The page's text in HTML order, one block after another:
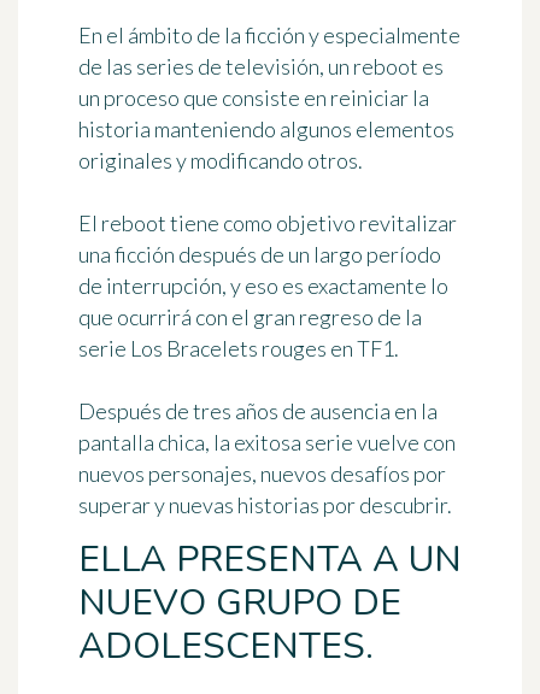
En el ámbito de la ficción y especialmente
de las series de televisión, un reboot es
un proceso que consiste en reiniciar la
historia manteniendo algunos elementos
originales y modificando otros.
El reboot tiene como objetivo revitalizar
una ficción después de un largo período
de interrupción, y eso es exactamente lo
que ocurrirá con el gran regreso de la
serie Los Bracelets rouges en TF1.
Después de tres años de ausencia en la
pantalla chica, la exitosa serie vuelve con
nuevos personajes, nuevos desafíos por
superar y nuevas historias por descubrir.
ELLA PRESENTA A UN
NUEVO GRUPO DE
ADOLESCENTES.